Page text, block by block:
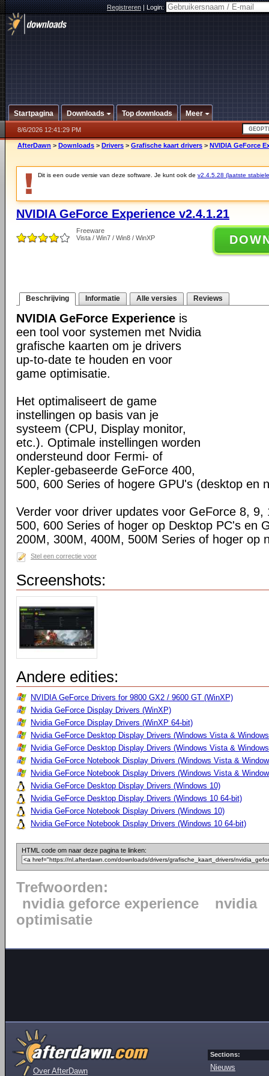
Registreren|Login:
Startpagina Downloads Top downloads Meer
8/6/2026 12:41:29 PM
AfterDawn > Downloads > Drivers > Grafische kaart drivers > NVIDIA GeForce
Dit is een oude versie van deze software. Je kunt ook de v2.4.5.28 (laatste
NVIDIA GeForce Experience v2.4.1.21
Freeware
Vista / Win7 / Win8 / WinXP
Beschrijving Informatie Alle versies Reviews
NVIDIA GeForce Experience is
een tool voor systemen met Nvidia
grafische kaarten om je drivers
up-to-date te houden en voor
game optimisatie.
Het optimaliseert de game
instellingen op basis van je
systeem (CPU, Display monitor,
etc.). Optimale instellingen worden
ondersteund door Fermi- of
Kepler-gebaseerde GeForce 400,
500, 600 Series of hogere GPU's (desktop en
Verder voor driver updates voor GeForce 8, 9,
500, 600 Series of hoger op Desktop PC's en
200M, 300M, 400M, 500M Series of hoger op
Stel een correctie voor
Screenshots:
Andere edities:
NVIDIA GeForce Drivers for 9800 GX2 / 9600 GT (WinXP)
Nvidia GeForce Display Drivers (WinXP)
Nvidia GeForce Display Drivers (WinXP 64-bit)
Nvidia GeForce Desktop Display Drivers (Windows Vista &
Nvidia GeForce Desktop Display Drivers (Windows Vista &
Nvidia GeForce Notebook Display Drivers (Windows Vista &
Nvidia GeForce Notebook Display Drivers (Windows Vista &
Nvidia GeForce Desktop Display Drivers (Windows 10)
Nvidia GeForce Desktop Display Drivers (Windows 10 64-bit)
Nvidia GeForce Notebook Display Drivers (Windows 10)
Nvidia GeForce Notebook Display Drivers (Windows 10 64-bit)
HTML code om naar deze pagina te linken:
Trefwoorden:
nvidia geforce experience
nvidia
optimisatie
Over AfterDawn
Sections:
Nieuws